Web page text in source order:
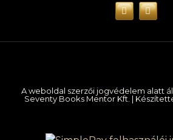
A weboldal szerzői jogvédelem alatt
Seventy Books Mentor Kft. |